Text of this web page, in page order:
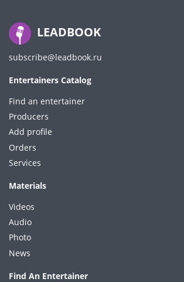
LEADBOOK
subscribe@leadbook.ru
Entertainers Catalog
Find an entertainer
Producers
Add profile
Orders
Services
Materials
Videos
Audio
Photo
News
Find An Entertainer